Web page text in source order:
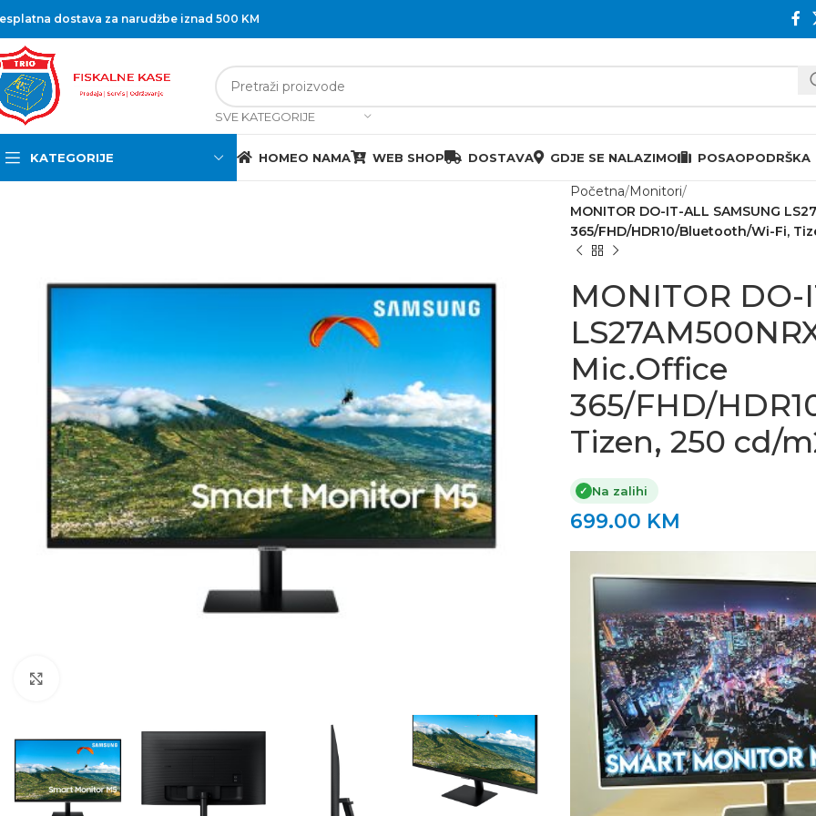
dostava za narudžbe iznad 500 KM
SVE KATEGORIJE
KATEGORIJE HOMEO NAMA WEB SHOP DOSTAVA GDJE SE NALAZIMO POSAOPODRŠKA
Početna Monitori
MONITOR DO-IT-ALL SAMSUNG
365/FHD/HDR10/Bluetooth/Wi-Fi,
MONITOR DO-
Mic.Office
365/FHD/
Tizen, 250 cd/
✓ Na zalihi
699.00 KM